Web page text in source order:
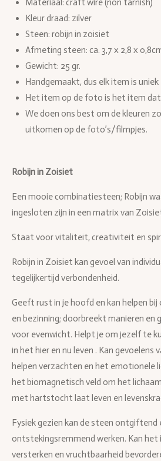
Materiaal: craft wire (non tarnish)
Kleur draad: zilver
Steen: robijn in zoisiet
Afmeting steen: ca. 3,7 x 2,8 x
Gewicht: 25 gr.
Handgemaakt, dus elk item is uniek
Het item op de foto is het item
We doen ons best om de kleuren
uitkomen op de foto’s/filmpjes.
Robijn in Zoisiet
Een mooie combinatiesteen; Robijn
ingesloten zijn in een matrix van
Staat voor vitaliteit, creativiteit en
Robijn in Zoisiet kan gevoel van
tegelijkertijd verbondenheid.
Geeft rust in je hoofd en kan helpen
en bezinning; doorbreekt manieren en
voor evenwicht. Helpt je om jezelf te
in het hier en nu leven . Kan gevoelens
helpen verzachten en het emotionele
het biomagnetisch veld om het
met hartstocht laat leven en
Fysiek gezien kan de steen ontgiftend
ontstekingsremmend werken. Kan het
versterken en vruchtbaarheid